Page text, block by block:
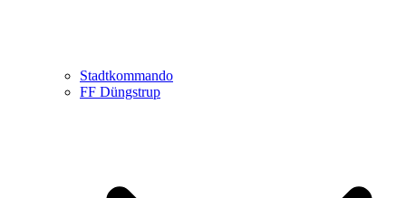
Stadtkommando
FF Düngstrup